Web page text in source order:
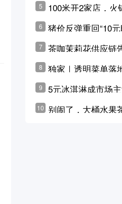
5
100米开2家店，火
6
猪价反弹重回“10
原奶价格现回暖迹象
7
茶咖茉莉花供应链
横州花价冲破50元
8
独家｜透明菜单落
学林公布未来10年
9
5元冰淇淋成市场
10 别闹了，大桶水果